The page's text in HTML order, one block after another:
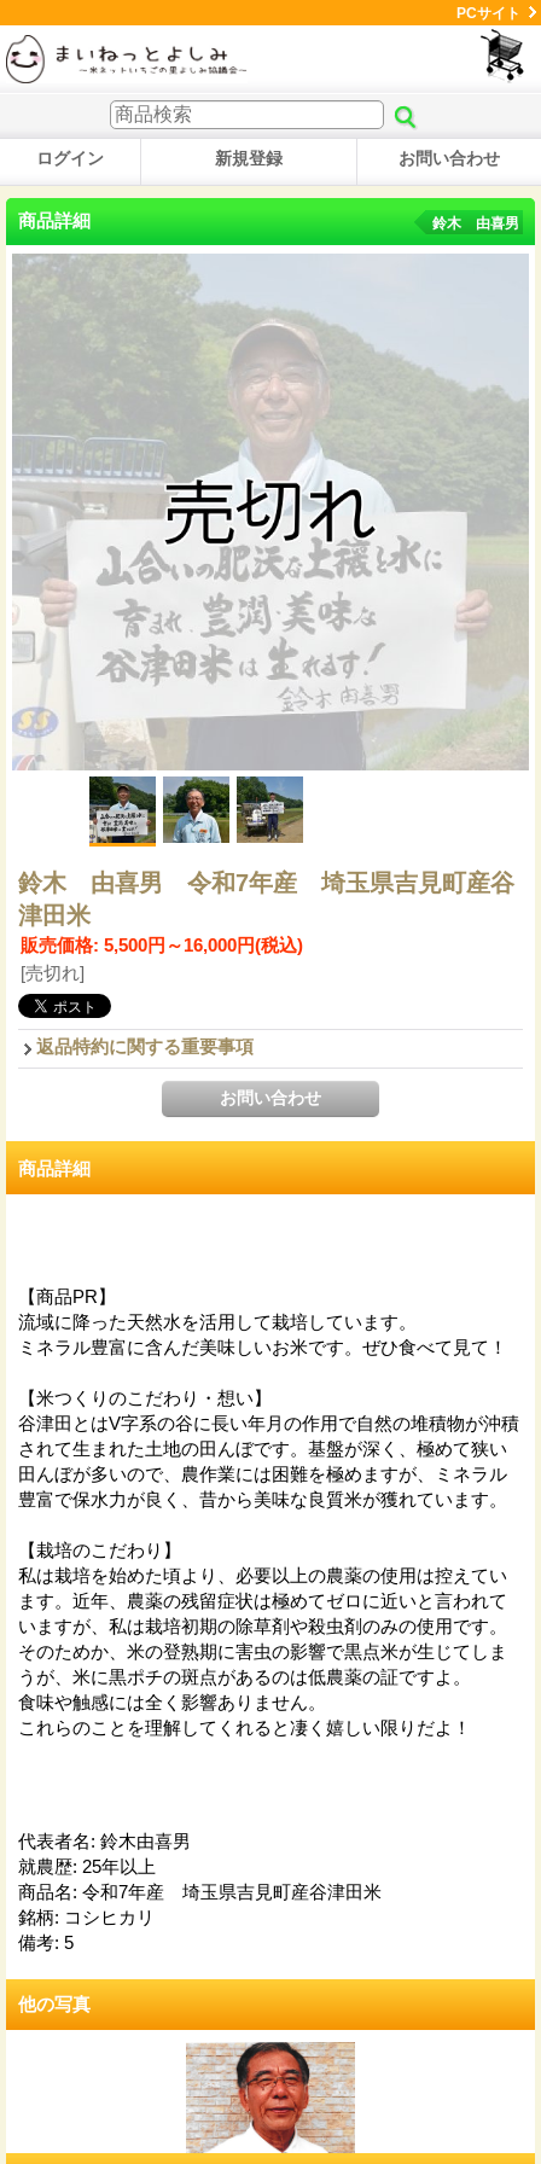
PCサイト
ログイン 新規登録 お問い合わせ
商品詳細 鈴木 由喜男
鈴木 由喜男 令和7年産 埼玉県吉見町産谷
津田米
販売価格: 5,500円～16,000円(税込)
[売切れ]
返品特約に関する重要事項
商品詳細
【商品PR】
流域に降った天然水を活用して栽培しています。
ミネラル豊富に含んだ美味しいお米です。ぜひ食べて見て！
【米つくりのこだわり・想い】
谷津田とはV字系の谷に長い年月の作用で自然の堆積物が沖積
されて生まれた土地の田んぼです。基盤が深く、極めて狭い
田んぼが多いので、農作業には困難を極めますが、ミネラル
豊富で保水力が良く、昔から美味な良質米が獲れています。
【栽培のこだわり】
私は栽培を始めた頃より、必要以上の農薬の使用は控えてい
ます。近年、農薬の残留症状は極めてゼロに近いと言われて
いますが、私は栽培初期の除草剤や殺虫剤のみの使用です。
そのためか、米の登熟期に害虫の影響で黒点米が生じてしま
うが、米に黒ポチの斑点があるのは低農薬の証ですよ。
食味や触感には全く影響ありません。
これらのことを理解してくれると凄く嬉しい限りだよ！
代表者名: 鈴木由喜男
就農歴: 25年以上
商品名: 令和7年産 埼玉県吉見町産谷津田米
銘柄: コシヒカリ
備考: 5
他の写真